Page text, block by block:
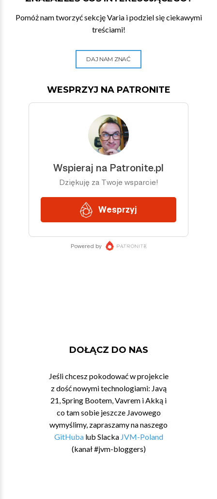
Pomóż nam tworzyć sekcję Varia i podziel się ciekawymi
treściami!
DAJ NAM ZNAĆ
WESPRZYJ NA PATRONITE
DOŁĄCZ DO NAS
Jeśli chcesz pokodować w projekcie
z dość nowymi technologiami: Javą
21, Spring Bootem, Vavrem i Akką i
co tam sobie jeszcze Javowego
wymyślimy, zapraszamy na naszego
GitHubalub Slacka JVM-Poland
(kanał #jvm-bloggers)